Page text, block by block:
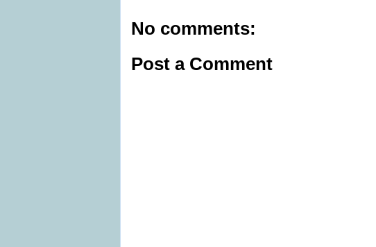
No comments:
Post a Comment